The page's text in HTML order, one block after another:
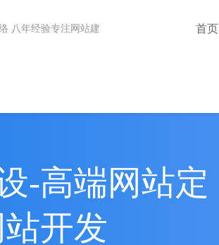
八年经验专注网站建 首页
-高端网站定
开发